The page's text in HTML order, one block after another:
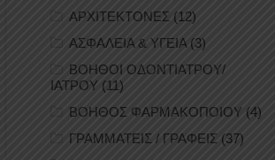
ΑΡΧΙΤΕΚΤΟΝΕΣ (12)
ΑΣΦΑΛΕΙΑ & ΥΓΕΙΑ (3)
ΒΟΗΘΟΙ ΟΔΟΝΤΙΑΤΡΟΥ/
ΙΑΤΡΟΥ(11)
ΒΟΗΘΟΣ ΦΑΡΜΑΚΟΠΟΙΟΥ (4)
ΓΡΑΜΜΑΤΕΙΣ / ΓΡΑΦΕΙΣ (37)